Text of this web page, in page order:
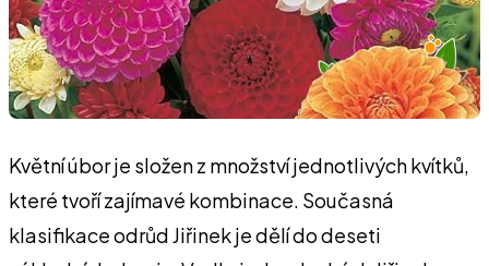
Květní úbor je složen z množství jednotlivých kvítků,
které tvoří zajímavé kombinace. Současná
klasifikace odrůd Jiřinek je dělí do deseti